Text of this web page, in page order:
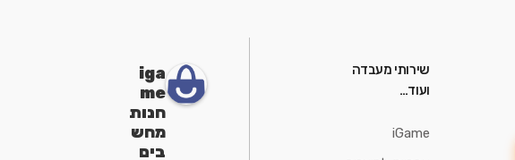
שירותי מעבדה
ועוד…
iGame
iga
me
חנות
מחש
בים